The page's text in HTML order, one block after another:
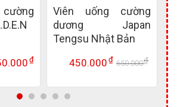
₫
Viên uống cường
dương Japan
Tengsu Nhật Bản
650.000₫
là:
450.000₫
tại